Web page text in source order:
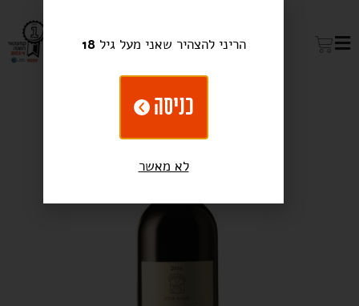
הריני להצהיר שאני מעל גיל18
כניסה
לא מאשר